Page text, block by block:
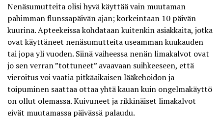
Nenäsumutteita olisi hyvä käyttää vain muutaman
pahimman flunssapäivän ajan; korkeintaan 10 päivän
kuurina. Apteekeissa kohdataan kuitenkin asiakkaita, jotka
ovat käyttäneet nenäsumutteita useamman kuukauden
tai jopa yli vuoden. Siinä vaiheessa nenän limakalvot ovat
jo sen verran ”tottuneet” avaavaan suihkeeseen, että
vieroitus voi vaatia pitkäaikaisen lääkehoidon ja
toipuminen saattaa ottaa yhtä kauan kuin ongelmakäyttö
on ollut olemassa. Kuivuneet ja rikkinäiset limakalvot
eivät muutamassa päivässä palaudu.